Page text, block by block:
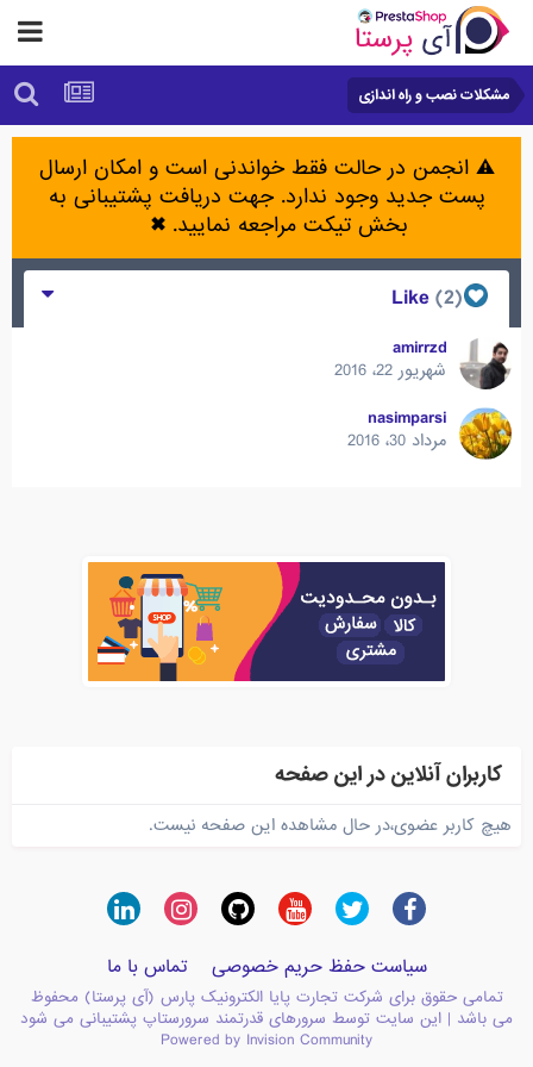
مشکلات نصب و راه اندازی
⚠️ انجمن در حالت فقط خواندنی است و امکان ارسال
پست جدید وجود ندارد. جهت دریافت پشتیبانی به
بخش تیکت مراجعه نمایید. ✖
Like
(2)
amirrzd
شهریور 22، 2016
nasimparsi
مرداد 30، 2016
کاربران آنلاین در این صفحه
هیچ کاربر عضوی،در حال مشاهده این صفحه نیست.
سیاست حفظ حریم خصوصی تماس با ما
تمامی حقوق برای شرکت تجارت پایا الکترونیک پارس (آی پرستا) محفوظ
می باشد | این سایت توسط سرورهای قدرتمند سرورستاپ پشتیبانی می شود
Powered by Invision Community